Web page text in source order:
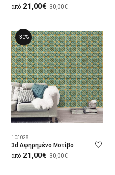
από 21,00€ 30,00€
-30%
105028
3d Aφηρημένο Mοτίβο
από 21,00€ 30,00€